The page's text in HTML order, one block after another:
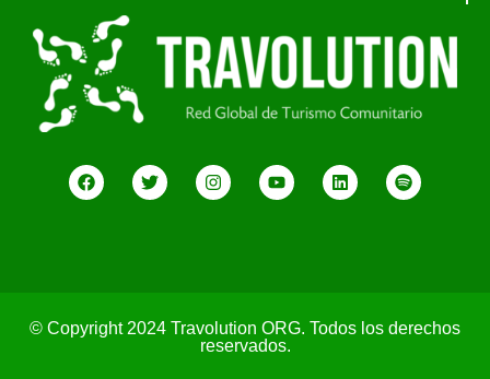
© Copyright 2024 Travolution ORG. Todos los derechos
reservados.